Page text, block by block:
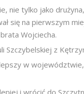
nie tylko jako
się na pierwszym
Wojciecha.
Szczybelskiej z
w
i wrócić do